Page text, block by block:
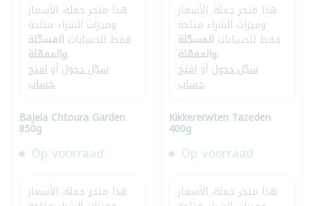
هذا متجر جملة. الأسعار
وميزات الشراء متاحة
فقط للحسابات المسجّلة
والمفعّلة.
سجّل دخول أو افتح
حساب.
Bajela Chtoura Garden
850g
Op voorraad
هذا متجر جملة. الأسعار
هذا متجر جملة. الأسعار
وميزات الشراء متاحة
فقط للحسابات المسجّلة
والمفعّلة.
سجّل دخول أو افتح
حساب.
Kikkererwten Tazeden
400g
Op voorraad
هذا متجر جملة. الأسعار